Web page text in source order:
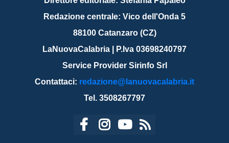
Redazione centrale: Vico dell'Onda 5
88100 Catanzaro (CZ)
LaNuovaCalabria | P.Iva 03698240797
Service Provider Sirinfo Srl
Contattaci: redazione@lanuovacalabria.it
Tel. 3508267797